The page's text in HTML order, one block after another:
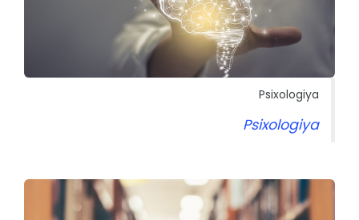
Psixologiya
Psixologiya